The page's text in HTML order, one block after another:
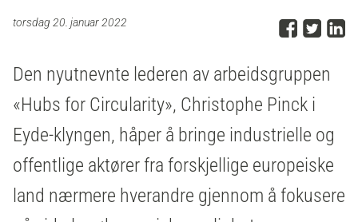
torsdag 20. januar 2022 DelDel
Den nyutnevnte lederen av arbeidsgruppen
«Hubs for Circularity», Christophe Pinck i
Eyde-klyngen, håper å bringe industrielle og
offentlige aktører fra forskjellige europeiske
land nærmere hverandre gjennom å fokusere